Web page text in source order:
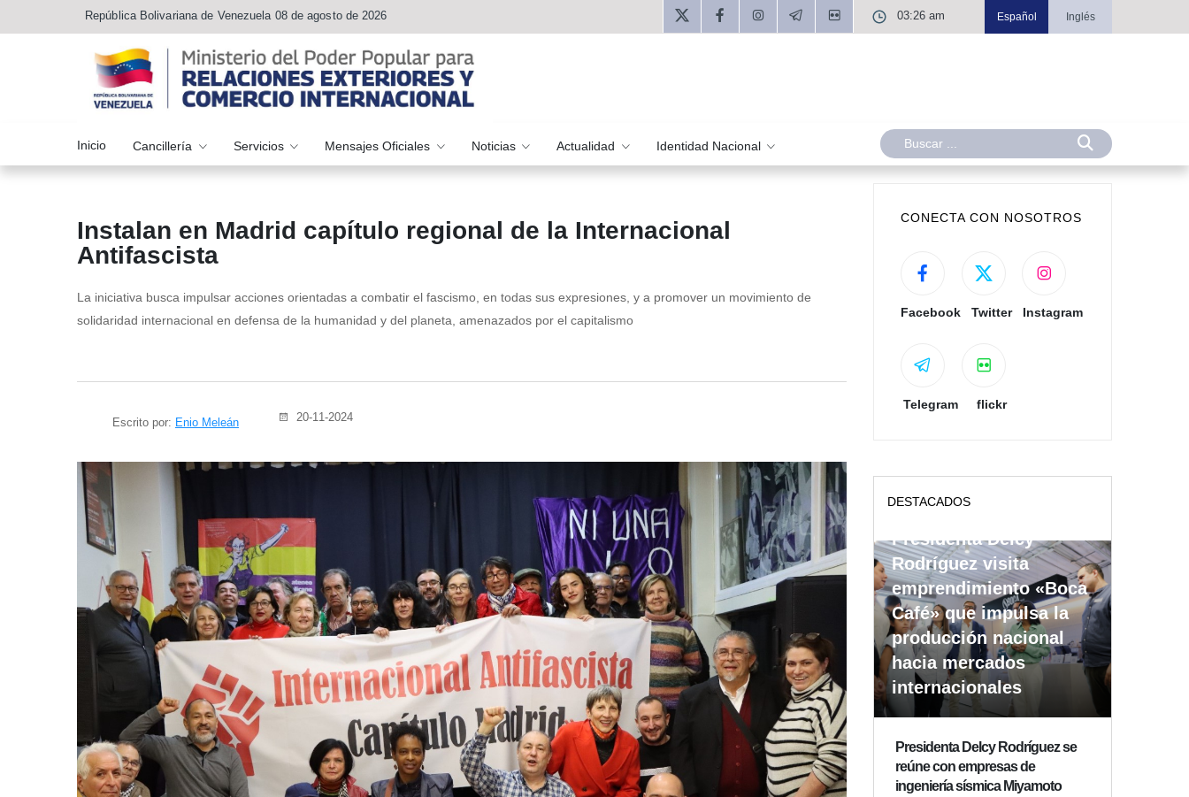
República Bolivariana de Venezuela 08 de agosto de 2026 03:26 am Español Inglés
Inicio Cancillería Servicios Mensajes Oficiales Noticias Actualidad Identidad Nacional
Instalan en Madrid capítulo regional de la Internacional
Antifascista
La iniciativa busca impulsar acciones orientadas a combatir el fascismo, en todas sus expresiones, y a promover un movimiento de
solidaridad internacional en defensa de la humanidad y del planeta, amenazados por el capitalismo
Escrito por: Enio Meleán 20-11-2024
CONECTA CON NOSOTROS
Facebook Twitter Instagram
Telegram flickr
DESTACADOS
Presidenta Delcy
Rodríguez visita
emprendimiento «Boca
Café» que impulsa la
producción nacional
hacia mercados
internacionales
Presidenta Delcy Rodríguez se
reúne con empresas de
ingeniería sísmica Miyamoto